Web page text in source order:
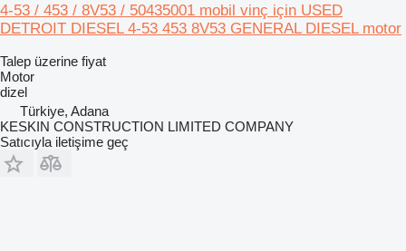
4-53 / 453 / 8V53 / 50435001 mobil vinç için USED
DETROIT DIESEL 4-53 453 8V53 GENERAL DIESEL motor
Talep üzerine fiyat
Motor
dizel
Türkiye, Adana
KESKIN CONSTRUCTION LIMITED COMPANY
Satıcıyla iletişime geç